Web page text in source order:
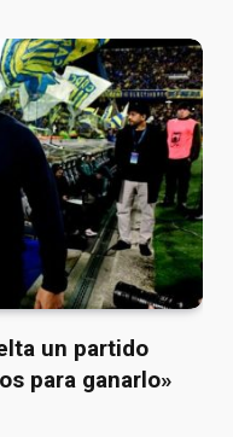
un partido
para ganarlo»